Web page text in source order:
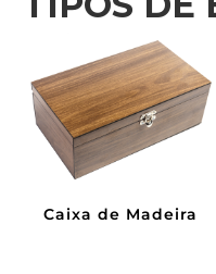
Caixa de Madeira